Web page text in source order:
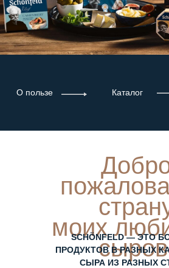
Каталог
О пользе
моих
SCHÖNFELD — ЭТО
ПРОДУКТОВ В РАЗНЫХ
СЫРА ИЗ РАЗНЫХ